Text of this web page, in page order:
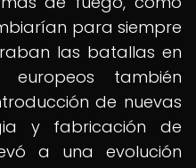
para siempre
las batallas en
también
de nuevas
y fabricación de
a una evolución